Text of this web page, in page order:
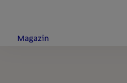
Magazin